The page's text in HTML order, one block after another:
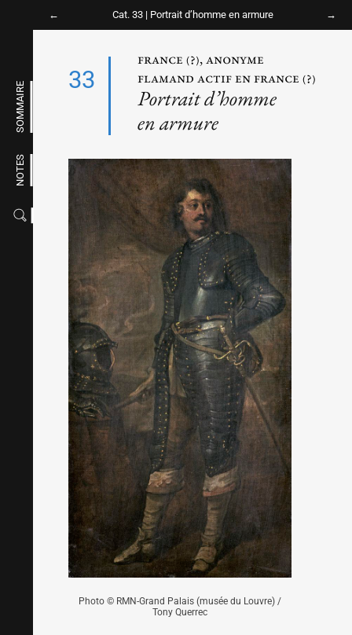
SOMMAIRE
NOTES
Cat. 33 | Portrait d’homme en armure
33
france (?), anonyme
flamand actif en france (?)
Portrait d’homme
en armure
Photo © RMN-Grand Palais (musée du Louvre) /
Tony Querrec